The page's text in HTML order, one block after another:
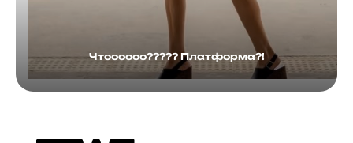
Чтоооооо????? Платформа?!